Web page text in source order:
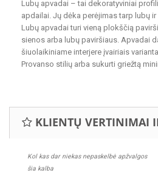
Lubų apvadai – tai dekoratyviniai
apdailai. Jų dėka perėjimas tarp lubų
Lubų apvadai turi vieną plokščią
sienos arba lubų paviršiaus. Apvadai
šiuolaikiniame interjere įvairiais
Provanso stilių arba sukurti griežtą
KLIENTŲ VERTINIMAI
Kol kas dar niekas nepaskelbė apžvalgos
šia kalba